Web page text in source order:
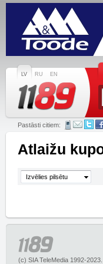
LV RU EN
Pastāsti citiem:
Atlaižu
Izvēlies pilsētu
(c) SIA TeleMedia 1992-